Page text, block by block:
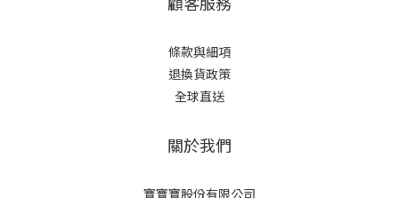
條款與細項
退換貨政策
全球直送
關於我們
寶寶寶股份有限公司